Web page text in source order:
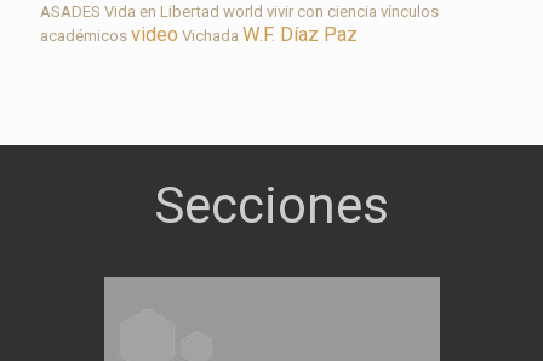
ASADES Vida en Libertad world vivir con ciencia vínculos
académicos video Vichada W.F. Díaz Paz